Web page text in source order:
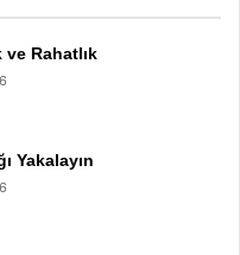
ve Rahatlık
Yakalayın